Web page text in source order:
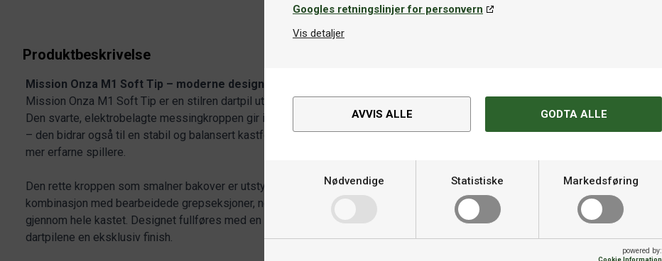
Googles retningslinjer for personvern
Vis detaljer
AVVIS ALLE GODTA ALLE
Nødvendige Statistiske Markedsføring
powered by:
Cookie Information
Produktbeskrivelse
Mission Onza M1 Soft Tip – moderne design og pålitelig følelse
Mission Onza M1 Soft Tip er en stilren dartpil utviklet for spill på elektroniske dartskiver.
Den svarte, elektrobelagte messingkroppen gir ikke bare et moderne og elegant utseende
– den bidrar også til en stabil og balansert kastfølelse som passer både nybegynnere og
mer erfarne spillere.
Den rette kroppen som smalner bakover er utstyrt med fine mikrofreste radiale spor i
kombinasjon med bearbeidede grepseksjoner, noe som gir et jevnt og pålitelig grep
gjennom hele kastet. Designet fullføres med en laseretset Mission-logo som gir
dartpilene en eksklusiv finish.
Varemerke
Materiale
Flights